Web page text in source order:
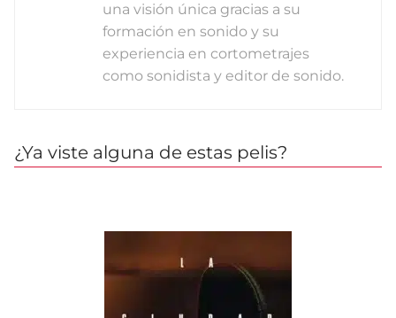
una visión única gracias a su
formación en sonido y su
experiencia en cortometrajes
como sonidista y editor de sonido.
¿Ya viste alguna de estas pelis?